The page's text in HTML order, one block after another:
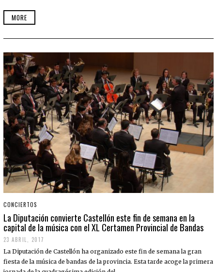
MORE
CONCIERTOS
La Diputación convierte Castellón este fin de semana en la
capital de la música con el XL Certamen Provincial de Bandas
23 ABRIL, 2017
La Diputación de Castellón ha organizado este fin de semana la gran
fiesta de la música de bandas de la provincia. Esta tarde acoge la primera